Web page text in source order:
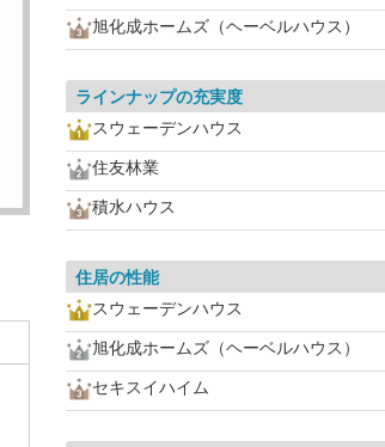
旭化成ホームズ（ヘーベルハウス）
ラインナップの充実度
スウェーデンハウス
住友林業
積水ハウス
住居の性能
スウェーデンハウス
旭化成ホームズ（ヘーベルハウス）
セキスイハイム